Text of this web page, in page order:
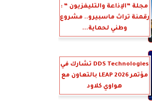
مجلة ”الإذاعة والتليفزيون ” :
رقمنة تراث ماسبيرو.. مشروع
وطني لحماية...
DDS Technologies تشارك في
مؤتمر LEAP 2026 بالتعاون مع
هواوي كلاود